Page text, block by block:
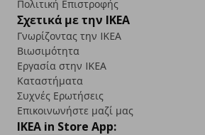
Πολιτική Επιστροφής
Σχετικά με την IKEA
Γνωρίζοντας την IKEA
Βιωσιμότητα
Εργασία στην IKEA
Καταστήματα
Συχνές Ερωτήσεις
Επικοινωνήστε μαζί μας
IKEA in Store App: